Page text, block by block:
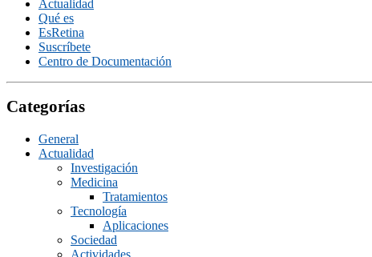
Actualidad
Qué es
EsRetina
Suscrí­bete
Centro de Documentación
Categorías
General
Actualidad
Investigación
Medicina
Tratamientos
Tecnologí­a
Aplicaciones
Sociedad
Actividades